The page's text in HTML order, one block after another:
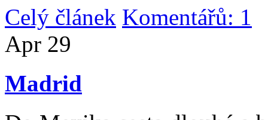
Celý článek Komentářů: 1
Apr 29
Madrid